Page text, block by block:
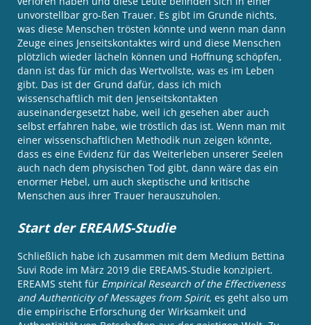
unvorstellbar gro-ßen Trauer. Es gibt im Grunde nichts,
was diese Menschen trösten könnte und wenn man dann
Zeuge eines Jenseitskontaktes wird und diese Menschen
plötzlich wieder lächeln können und Hoffnung schöpfen,
dann ist das für mich das Wertvollste, was es im Leben
gibt. Das ist der Grund dafür, dass ich mich
wissenschaftlich mit den Jenseitskontakten
auseinandergesetzt habe, weil ich gesehen aber auch
selbst erfahren habe, wie tröstlich das ist. Wenn man mit
einer wissenschaftlichen Methodik nun zeigen könnte,
dass es eine Evidenz für das Weiterleben unserer Seelen
auch nach dem physischen Tod gibt, dann wäre das ein
enormer Hebel, um auch skeptische und kritische
Menschen aus ihrer Trauer herauszuholen.
Start der EREAMS-Studie
Schließlich habe ich zusammen mit dem Medium Bettina
Suvi Rode im März 2019 die EREAMS-Studie konzipiert.
EREAMS steht für Empirical Research of the Effectiveness
and Authenticity of Messages from Spirit, es geht also um
die empirische Erforschung der Wirksamkeit und